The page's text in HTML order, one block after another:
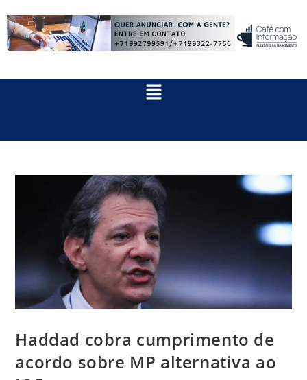
Haddad cobra cumprimento de
acordo sobre MP alternativa ao